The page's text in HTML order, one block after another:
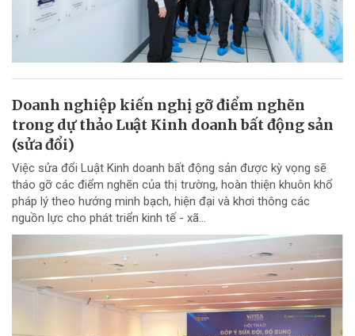
Doanh nghiệp kiến nghị gỡ điểm nghẽn
trong dự thảo Luật Kinh doanh bất động sản
(sửa đổi)
Việc sửa đổi Luật Kinh doanh bất động sản được kỳ vọng sẽ
tháo gỡ các điểm nghẽn của thị trường, hoàn thiện khuôn khổ
pháp lý theo hướng minh bạch, hiện đại và khơi thông các
nguồn lực cho phát triển kinh tế - xã...